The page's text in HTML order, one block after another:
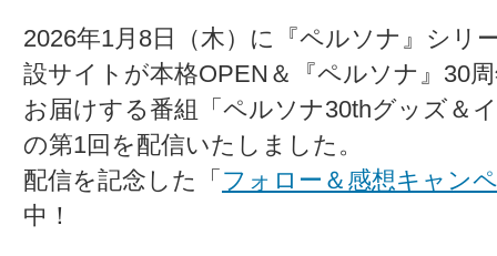
2026年1月8日（木）に『ペルソナ』シリ
設サイトが本格OPEN＆『ペルソナ』30
お届けする番組「ペルソナ30thグッズ＆
の第1回を配信いたしました。
配信を記念した「 フォロー＆感想キャン
中！